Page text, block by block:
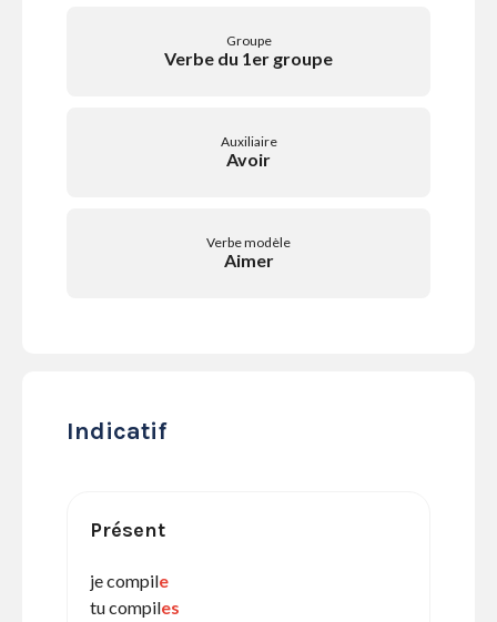
Groupe
Verbe du 1er groupe
Auxiliaire
Avoir
Verbe modèle
Aimer
Indicatif
Présent
je compile
tu compiles